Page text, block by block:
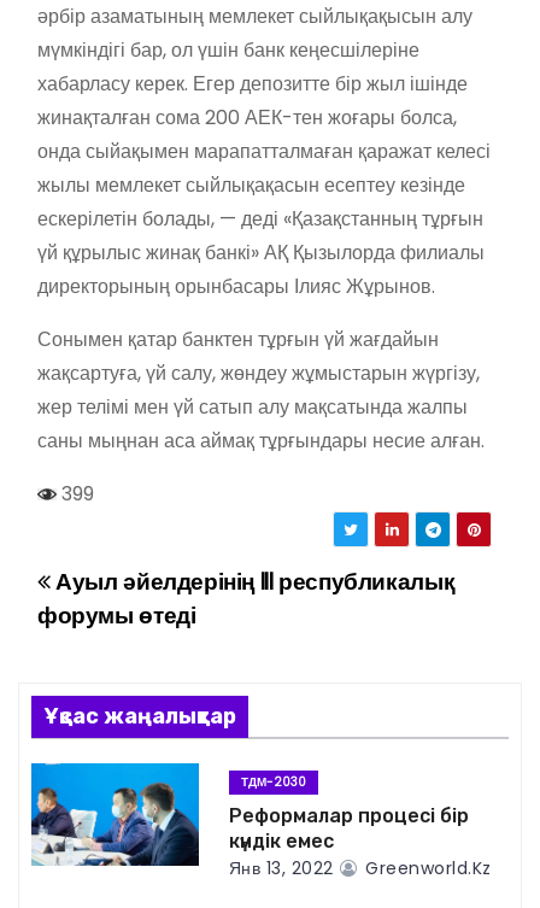
әрбір азаматының мемлекет сыйлықақысын алу
мүмкіндігі бар, ол үшін банк кеңесшілеріне
хабарласу керек. Егер депозитте бір жыл ішінде
жинақталған сома 200 АЕК-тен жоғары болса,
онда сыйақымен марапатталмаған қаражат келесі
жылы мемлекет сыйлықақасын есептеу кезінде
ескерілетін болады, — деді «Қазақстанның тұрғын
үй құрылыс жинақ банкі» АҚ Қызылорда филиалы
директорының орынбасары Ілияс Жұрынов.
Сонымен қатар банктен тұрғын үй жағдайын
жақсартуға, үй салу, жөндеу жұмыстарын жүргізу,
жер телімі мен үй сатып алу мақсатында жалпы
саны мыңнан аса аймақ тұрғындары несие алған.
399
Н
а
в
и
г
а
Ауыл әйелдерінің III республикалық
форумы өтеді
Ұқсас жаңалықтар
ТДМ-2030
Реформалар процесі бір
күндік емес
Янв 13, 2022 Greenworld.kz